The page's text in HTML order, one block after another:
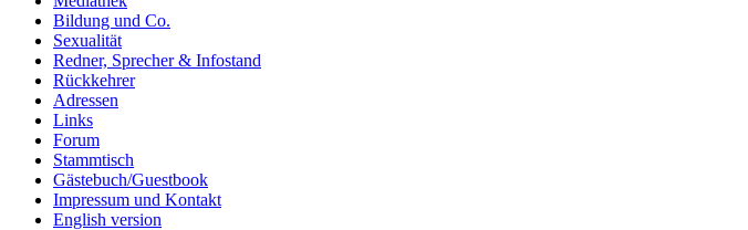
Bildung und Co.
Sexualität
Redner, Sprecher & Infostand
Rückkehrer
Adressen
Links
Forum
Stammtisch
Gästebuch/Guestbook
Impressum und Kontakt
English version